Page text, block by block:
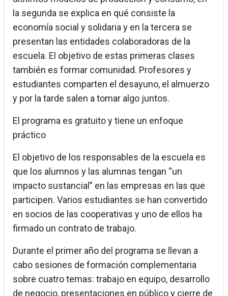
la segunda se explica en qué consiste la
economía social y solidaria y en la tercera se
presentan las entidades colaboradoras de la
escuela. El objetivo de estas primeras clases
también es formar comunidad. Profesores y
estudiantes comparten el desayuno, el almuerzo
y por la tarde salen a tomar algo juntos.
El programa es gratuito y tiene un enfoque
práctico
El objetivo de los responsables de la escuela es
que los alumnos y las alumnas tengan “un
impacto sustancial” en las empresas en las que
participen. Varios estudiantes se han convertido
en socios de las cooperativas y uno de ellos ha
firmado un contrato de trabajo.
Durante el primer año del programa se llevan a
cabo sesiones de formación complementaria
sobre cuatro temas: trabajo en equipo, desarrollo
de negocio, presentaciones en público y cierre de